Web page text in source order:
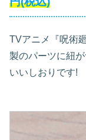
TVアニメ『呪術
製のパーツに紐
いいしおりです!